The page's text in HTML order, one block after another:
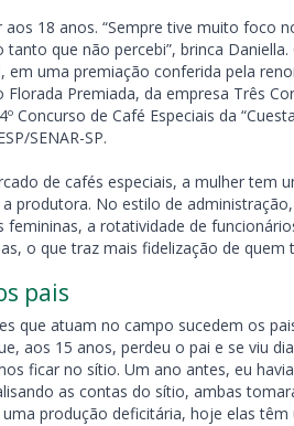
aos 18 anos. “Sempre tive muito foco
tanto que não percebi”, brinca
em uma premiação conferida pela
Premiada, da empresa Três
Concurso de Café Especiais da
SENAR-SP.
de cafés especiais, a mulher tem
produtora. No estilo de
femininas, a rotatividade de
o que traz mais fidelização de
pais
que atuam no campo sucedem os
aos 15 anos, perdeu o pai e se viu
ficar no sítio. Um ano antes, eu
as contas do sítio, ambas
uma produção deficitária, hoje elas